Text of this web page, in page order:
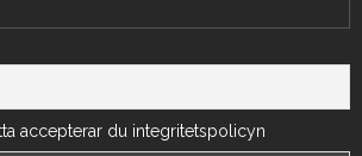
accepterar du integritetspolicyn